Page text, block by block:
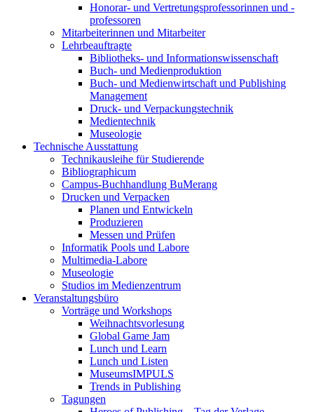
Honorar- und Vertretungsprofessorinnen und -
professoren
Mitarbeiterinnen und Mitarbeiter
Lehrbeauftragte
Bibliotheks- und Informationswissenschaft
Buch- und Medienproduktion
Buch- und Medienwirtschaft und Publishing
Management
Druck- und Verpackungstechnik
Medientechnik
Museologie
Technische Ausstattung
Technikausleihe für Studierende
Bibliographicum
Campus-Buchhandlung BuMerang
Drucken und Verpacken
Planen und Entwickeln
Produzieren
Messen und Prüfen
Informatik Pools und Labore
Multimedia-Labore
Museologie
Studios im Medienzentrum
Veranstaltungsbüro
Vorträge und Workshops
Weihnachtsvorlesung
Global Game Jam
Lunch und Learn
Lunch und Listen
MuseumsIMPULS
Trends in Publishing
Tagungen